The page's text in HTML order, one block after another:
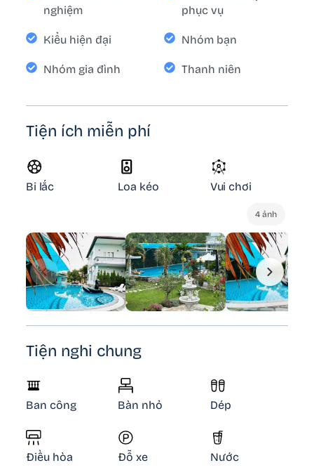
nghiệm
phục vụ
Kiểu hiện đại Nhóm bạn
Nhóm gia đình Thanh niên
Tiện ích miễn phí
Bi lắc Loa kéo Vui chơi
4 ảnh
Tiện nghi chung
Ban công Bàn nhỏ Dép
Điều hòa Đỗ xe Nước